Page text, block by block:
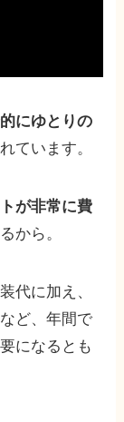
にゆとりの
ています。
が非常に費
から。
代に加え、
ど、年間で
になるとも